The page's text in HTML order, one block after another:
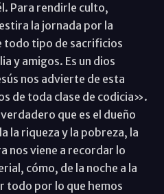
Para rendirle culto,
la jornada por la
todo tipo de sacrificios
y amigos. Es un dios
nos advierte de esta
de toda clase de codicia».
que es el dueño
la riqueza y la pobreza, la
nos viene a recordar lo
cómo, de la noche a la
todo por lo que hemos